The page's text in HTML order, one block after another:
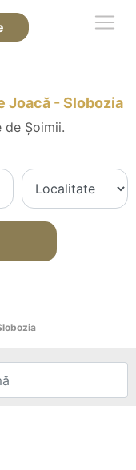
Joacă - Slobozia
de Șoimii.